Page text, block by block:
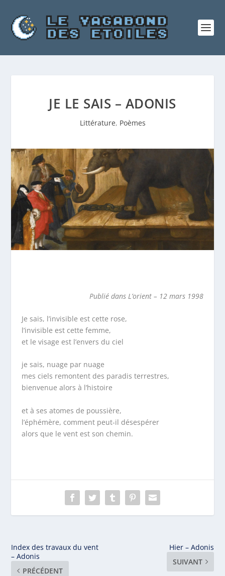
JE LE SAIS – ADONIS
Littérature, Poèmes
Publié dans L’orient – 12 mars 1998
Je sais, l’invisible est cette rose,
l’invisible est cette femme,
et le visage est l’envers du ciel
je sais, nuage par nuage
mes ciels remontent des paradis terrestres,
bienvenue alors à l’histoire
et à ses atomes de poussière,
l’éphémère, comment peut-il désespérer
alors que le vent est son chemin.
Index des travaux du vent
– Adonis
PRÉCÉDENT
Hier – Adonis
SUIVANT